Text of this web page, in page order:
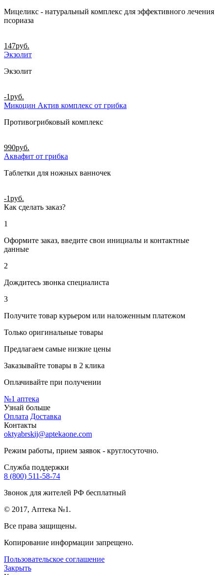
Мицеликс - натуральный комплекс для эффективного лечения
псориаза
147руб.
Экзолит
Экзолит
-1руб.
Микоцин Актив комплекс от грибка
Противогрибковый комплекс
990руб.
Аквафит от грибка
Таблетки для ножных ванночек
-1руб.
Как сделать заказ?
1
Оформите заказ, введите свои инициалы и контактные
данные
2
Дождитесь звонка специалиста
3
Получите товар курьером или наложенным платежом
Только оригинальные товары
Предлагаем самые низкие цены
Заказывайте товары в 2 клика
Оплачивайте при получении
№1 аптека
Узнай больше
Оплата Доставка
Контакты
oktyabrskij@aptekaone.com
Режим работы, прием заявок - круглосуточно.
Служба поддержки
8 (800) 511-58-74
Звонок для жителей РФ бесплатный
© 2017, Аптека №1.
Все права защищены.
Копирование информации запрещено.
Пользовательское соглашение
Закрыть